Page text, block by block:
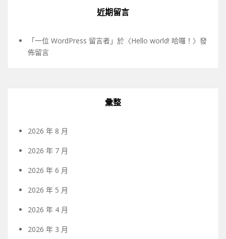
近期留言
「一位 WordPress 留言者 」於〈Hello world! 哈囉！ 〉發
佈留言
彙整
2026 年 8 月
2026 年 7 月
2026 年 6 月
2026 年 5 月
2026 年 4 月
2026 年 3 月